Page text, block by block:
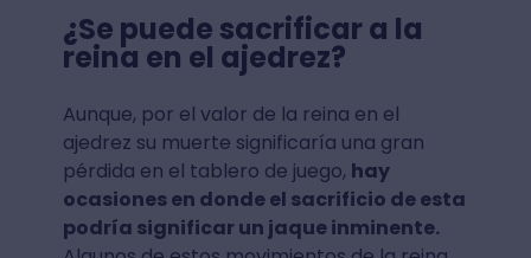
¿Se puede sacrificar a la
reina en el ajedrez?
Aunque, por el valor de la reina en el
ajedrez su muerte significaría una gran
pérdida en el tablero de juego, hay
ocasiones en donde el sacrificio de esta
podría significar un jaque inminente.